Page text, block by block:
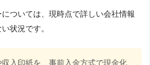
ついては、現時点で詳しい会社情報
状況です。
収入印紙を、事前入金方式で現金化